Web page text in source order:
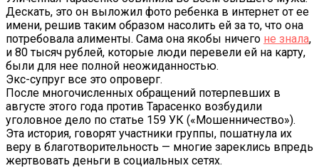
Дескать, это он выложил фото ребенка в интернет от ее
имени, решив таким образом насолить ей за то, что она
потребовала алименты. Сама она якобы ничего не знала,
и 80 тысяч рублей, которые люди перевели ей на карту,
были для нее полной неожиданностью.
Экс-супруг все это опроверг.
После многочисленных обращений потерпевших в
августе этого года против Тарасенко возбудили
уголовное дело по статье 159 УК («Мошенничество»).
Эта история, говорят участники группы, пошатнула их
веру в благотворительность — многие зареклись впредь
жертвовать деньги в социальных сетях.